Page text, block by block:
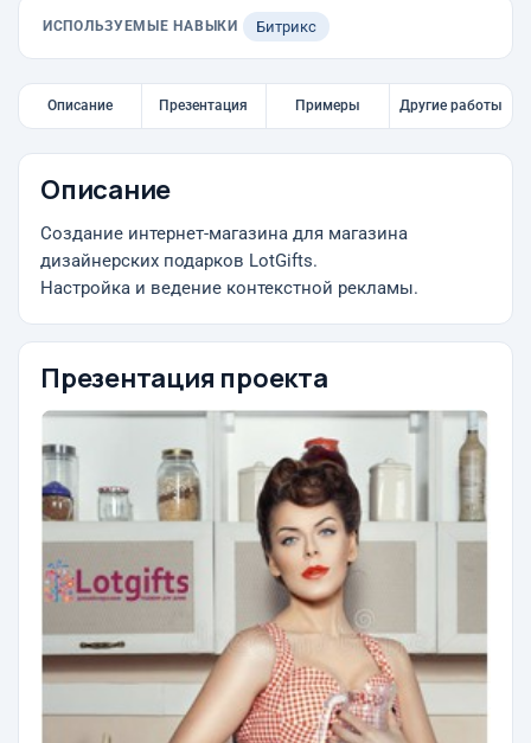
ИСПОЛЬЗУЕМЫЕ НАВЫКИ Битрикс
Описание Презентация Примеры Другие работы
Описание
Создание интернет-магазина для магазина
дизайнерских подарков LotGifts.
Настройка и ведение контекстной рекламы.
Презентация проекта